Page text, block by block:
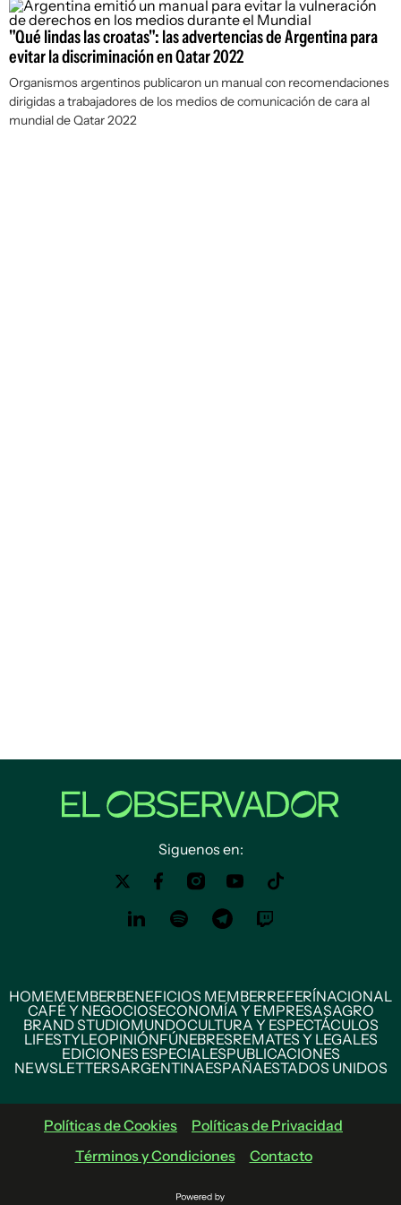
"Qué lindas las croatas": las advertencias de Argentina para
evitar la discriminación en Qatar 2022
Organismos argentinos publicaron un manual con recomendaciones
dirigidas a trabajadores de los medios de comunicación de cara al
mundial de Qatar 2022
Siguenos en:
HOMEMEMBERBENEFICIOS MEMBERREFERÍNACIONAL
CAFÉ Y NEGOCIOSECONOMÍA Y EMPRESASAGRO
BRAND STUDIOMUNDOCULTURA Y ESPECTÁCULOS
LIFESTYLEOPINIÓNFÚNEBRESREMATES Y LEGALES
EDICIONES ESPECIALESPUBLICACIONES
NEWSLETTERSARGENTINAESPAÑAESTADOS UNIDOS
Políticas de Cookies
Políticas de Privacidad
Términos y Condiciones
Contacto